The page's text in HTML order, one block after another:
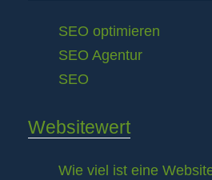
SEO optimieren
SEO Agentur
SEO
Websitewert
Wie viel ist eine